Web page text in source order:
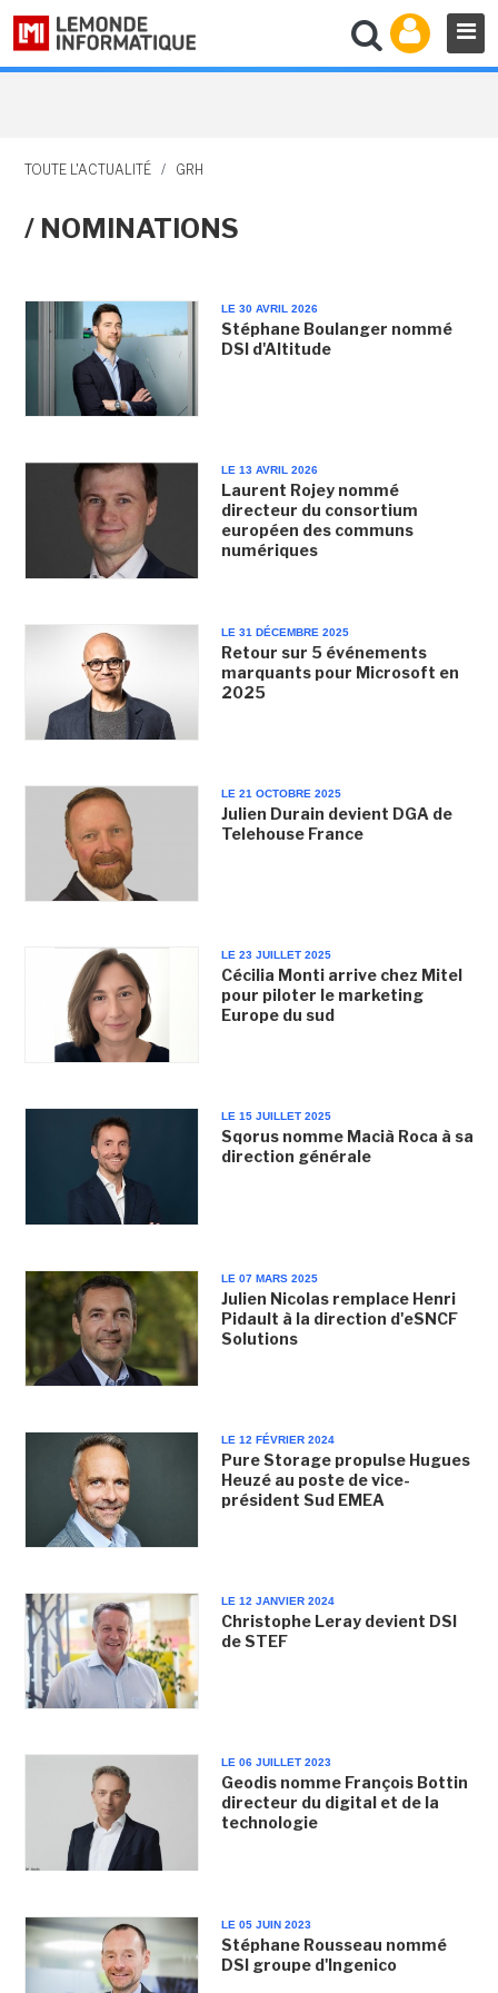
TOUTE L'ACTUALITÉ / GRH
/ NOMINATIONS
LE 30 AVRIL 2026
Stéphane Boulanger nommé
DSI d'Altitude
LE 13 AVRIL 2026
Laurent Rojey nommé
directeur du consortium
européen des communs
numériques
LE 31 DÉCEMBRE 2025
Retour sur 5 événements
marquants pour Microsoft en
2025
LE 21 OCTOBRE 2025
Julien Durain devient DGA de
Telehouse France
LE 23 JUILLET 2025
Cécilia Monti arrive chez Mitel
pour piloter le marketing
Europe du sud
LE 15 JUILLET 2025
Sqorus nomme Macià Roca à sa
direction générale
LE 07 MARS 2025
Julien Nicolas remplace Henri
Pidault à la direction d'eSNCF
Solutions
LE 12 FÉVRIER 2024
Pure Storage propulse Hugues
Heuzé au poste de vice-
président Sud EMEA
LE 12 JANVIER 2024
Christophe Leray devient DSI
de STEF
LE 06 JUILLET 2023
Geodis nomme François Bottin
directeur du digital et de la
technologie
LE 05 JUIN 2023
Stéphane Rousseau nommé
DSI groupe d'Ingenico